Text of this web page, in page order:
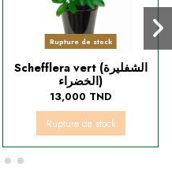
Rupture de stock
Schefflera vert (الشفليرة
الخضراء)
13,000 TND
Rupture de stock